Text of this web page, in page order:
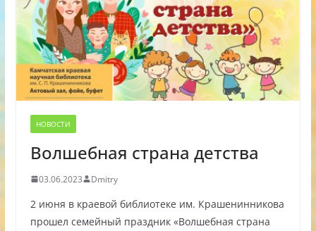
НОВОСТИ
Волшебная страна детства
03.06.2023 Dmitry
2 июня в краевой библиотеке им. Крашенинникова
прошел семейный праздник «Волшебная страна